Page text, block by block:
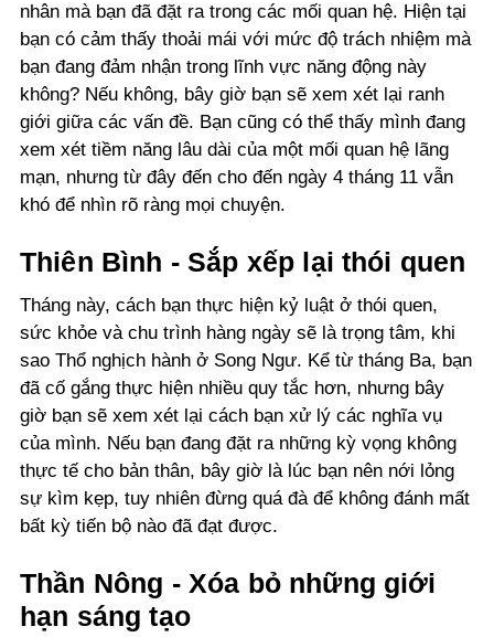
nhân mà bạn đã đặt ra trong các mối quan hệ. Hiện tại
bạn có cảm thấy thoải mái với mức độ trách nhiệm mà
bạn đang đảm nhận trong lĩnh vực năng động này
không? Nếu không, bây giờ bạn sẽ xem xét lại ranh
giới giữa các vấn đề. Bạn cũng có thể thấy mình đang
xem xét tiềm năng lâu dài của một mối quan hệ lãng
mạn, nhưng từ đây đến cho đến ngày 4 tháng 11 vẫn
khó để nhìn rõ ràng mọi chuyện.
Thiên Bình - Sắp xếp lại thói quen
Tháng này, cách bạn thực hiện kỷ luật ở thói quen,
sức khỏe và chu trình hàng ngày sẽ là trọng tâm, khi
sao Thổ nghịch hành ở Song Ngư. Kể từ tháng Ba, bạn
đã cố gắng thực hiện nhiều quy tắc hơn, nhưng bây
giờ bạn sẽ xem xét lại cách bạn xử lý các nghĩa vụ
của mình. Nếu bạn đang đặt ra những kỳ vọng không
thực tế cho bản thân, bây giờ là lúc bạn nên nới lỏng
sự kìm kẹp, tuy nhiên đừng quá đà để không đánh mất
bất kỳ tiến bộ nào đã đạt được.
Thần Nông - Xóa bỏ những giới
hạn sáng tạo